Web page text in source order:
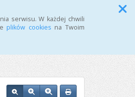
serwisu. W każdej chwili
plików cookies na Twoim